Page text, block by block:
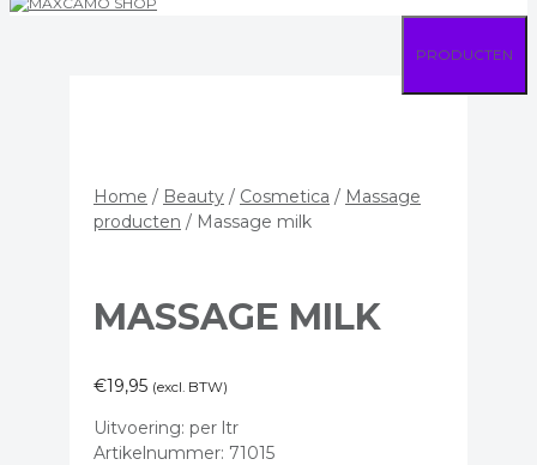
PRODUCTEN
Home / Beauty / Cosmetica / Massage
producten / Massage milk
MASSAGE MILK
€19,95 (excl. BTW)
Uitvoering: per ltr
Artikelnummer: 71015